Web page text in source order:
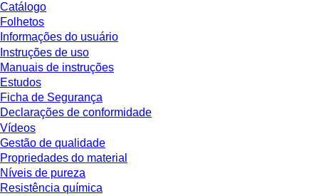
Catálogo
Folhetos
Informações do usuário
Instruções de uso
Manuais de instruções
Estudos
Ficha de Segurança
Declarações de conformidade
Vídeos
Gestão de qualidade
Propriedades do material
Níveis de pureza
Resistência química